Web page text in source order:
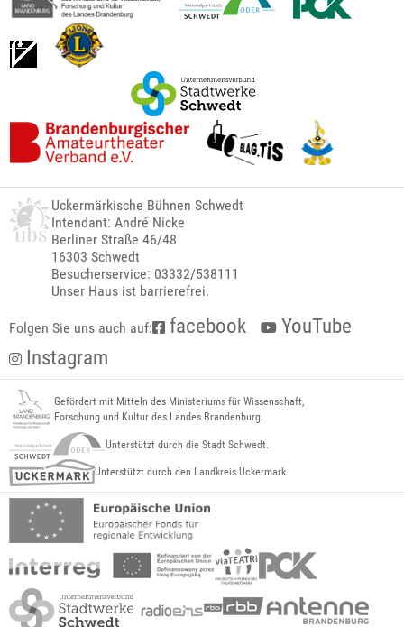
Uckermärkische Bühnen Schwedt
Intendant: André Nicke
Berliner Straße 46/48
16303 Schwedt
Besucherservice: 03332/538111
Unser Haus ist barrierefrei.
Folgen Sie uns auch auf: facebook
YouTube
Instagram
Gefördert mit Mitteln des Ministeriums für Wissenschaft,
Forschung und Kultur des Landes Brandenburg.
Unterstützt durch die Stadt Schwedt.
Unterstützt durch den Landkreis Uckermark.